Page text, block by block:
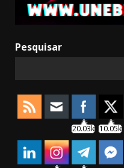
Pesquisar
20.03k 10.05k